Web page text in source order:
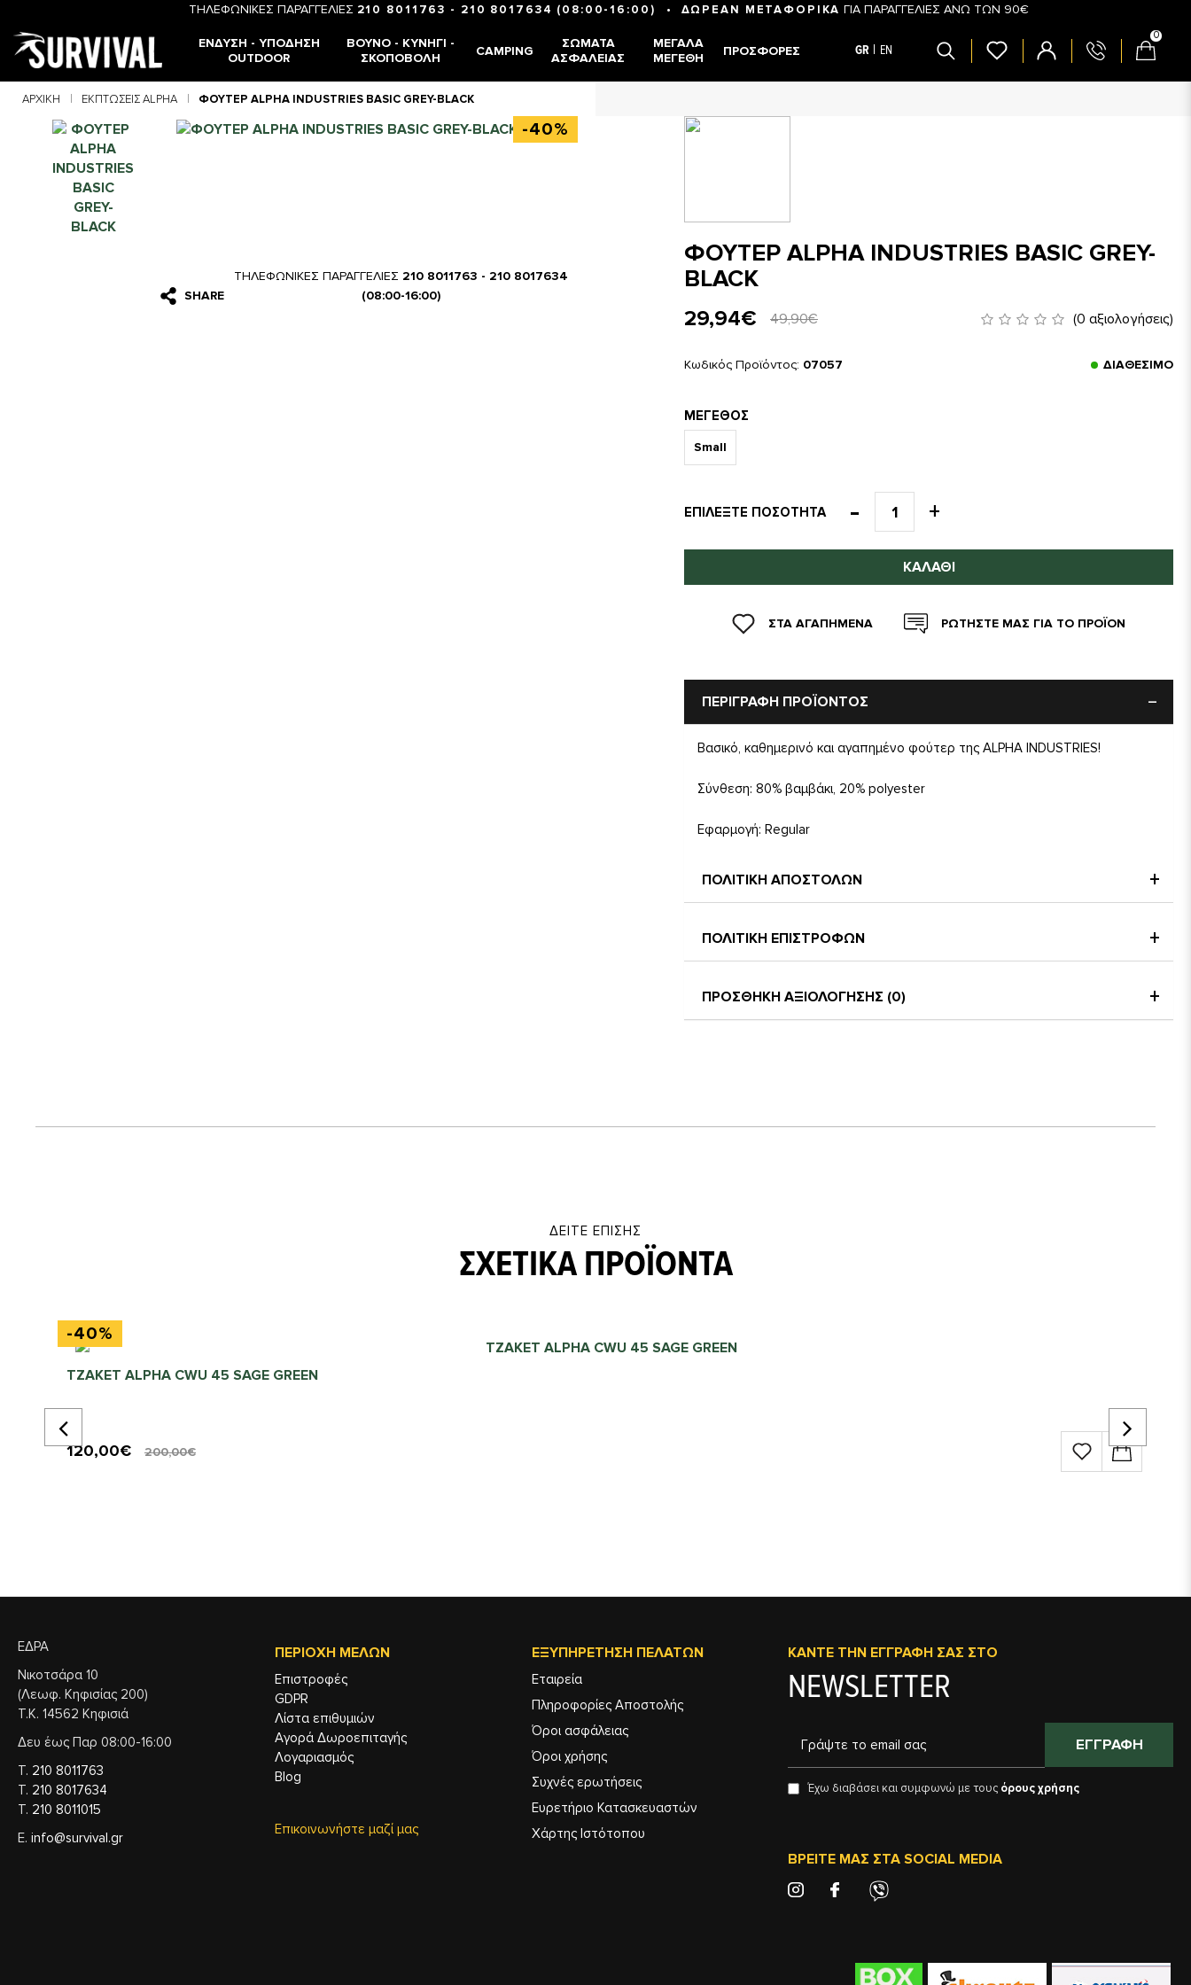
ΤΗΛΕΦΩΝΙΚΕΣ ΠΑΡΑΓΓΕΛΙΕΣ 210 8011763 - 210 8017634 (08:00-16:00) • ΔΩΡΕΑΝ ΜΕΤΑΦΟΡΙΚΑ ΓΙΑ ΠΑΡΑΓΓΕΛΙΕΣ ΑΝΩ ΤΩΝ 90€
ΈΝΔΥΣΗ - ΥΠΌΔΗΣΗ
OUTDOOR
ΒΟΥΝΌ - ΚΥΝΉΓΙ -
ΣΚΟΠΟΒΟΛΉ
CAMPING
ΣΏΜΑΤΑ
ΑΣΦΑΛΕΊΑΣ
ΜΕΓΆΛΑ
ΜΕΓΈΘΗ
ΠΡΟΣΦΟΡΈΣ GR EN
0
ΑΡΧΙΚΉ ΕΚΠΤΩΣΕΙΣ ALPHA ΦΟΥΤΕΡ ALPHA INDUSTRIES BASIC GREY-BLACK
-40%
SHARE
ΤΗΛΕΦΩΝΙΚΕΣ ΠΑΡΑΓΓΕΛΙΕΣ 210 8011763 - 210 8017634
(08:00-16:00)
ΦΟΥΤΕΡ ALPHA INDUSTRIES BASIC GREY-
BLACK
29,94€ 49,90€ (0 αξιολογήσεις)
Κωδικός Προϊόντος: 07057 ΔΙΑΘΈΣΙΜΟ
ΜΈΓΕΘΟΣ
Small
ΕΠΙΛΈΞΤΕ ΠΟΣΌΤΗΤΑ
ΚΑΛΆΘΙ
ΣΤΑ ΑΓΑΠΗΜΕΝΑ ΡΩΤΗΣΤΕ ΜΑΣ ΓΙΑ ΤΟ ΠΡΟΪΟΝ
ΠΕΡΙΓΡΑΦΗ ΠΡΟΪΟΝΤΟΣ
Βασικό, καθημερινό και αγαπημένο φούτερ της ALPHA INDUSTRIES!
Σύνθεση: 80% βαμβάκι, 20% polyester
Εφαρμογή: Regular
ΠΟΛΙΤΙΚΗ ΑΠΟΣΤΟΛΩΝ
ΠΟΛΙΤΙΚΗ ΕΠΙΣΤΡΟΦΩΝ
ΠΡΟΣΘΗΚΗ ΑΞΙΟΛΟΓΗΣΗΣ (0)
ΔΕΊΤΕ ΕΠΊΣΗΣ
ΣΧΕΤΙΚΆ ΠΡΟΪΌΝΤΑ
-40%
ΤΖΑΚΕΤ ALPHA CWU 45 SAGE GREEN
120,00€ 200,00€
ΕΔΡΑ
Νικοτσάρα 10
(Λεωφ. Κηφισίας 200)
Τ.Κ. 14562 Κηφισιά
Δευ έως Παρ 08:00-16:00
Τ. 210 8011763
Τ. 210 8017634
Τ. 210 8011015
Ε. info@survival.gr
ΠΕΡΙΟΧΉ ΜΕΛΏΝ
Επιστροφές
GDPR
Λίστα επιθυμιών
Αγορά Δωροεπιταγής
Λογαριασμός
Blog
Επικοινωνήστε μαζί μας
ΕΞΥΠΗΡΈΤΗΣΗ ΠΕΛΑΤΏΝ
Εταιρεία
Πληροφορίες Αποστολής
Όροι ασφάλειας
Όροι χρήσης
Συχνές ερωτήσεις
Ευρετήριο Κατασκευαστών
Χάρτης Ιστότοπου
ΚΆΝΤΕ ΤΗΝ ΕΓΓΡΑΦΉ ΣΑΣ ΣΤΟ
NEWSLETTER
ΕΓΓΡΑΦΉ
Έχω διαβάσει και συμφωνώ με τους όρους χρήσης
ΒΡΕΊΤΕ ΜΑΣ ΣΤΑ SOCIAL MEDIA